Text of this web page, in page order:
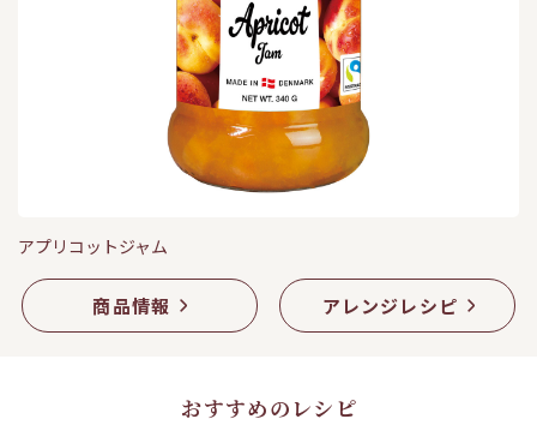
アプリコットジャム
商品情報 アレンジレシピ
おすすめのレシピ